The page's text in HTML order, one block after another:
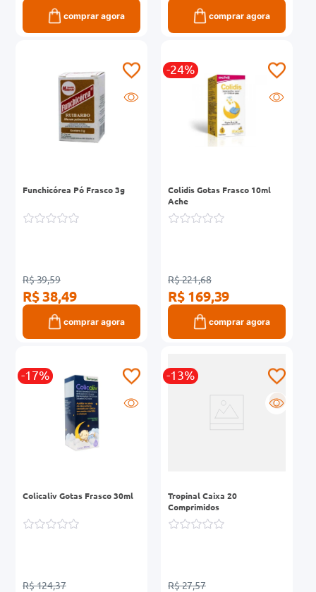
comprar agora comprar agora
Funchicórea Pó Frasco 3g
R$ 39,59
R$ 38,49
comprar agora
-24%
Colidis Gotas Frasco 10ml
Ache
R$ 221,68
R$ 169,39
comprar agora
-17%
Colicaliv Gotas Frasco 30ml
R$ 124,37
-13%
R
Tropinal Caixa 20
Comprimidos
R$ 27,57